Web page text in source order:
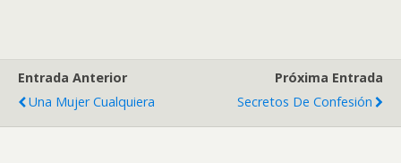
Entrada Anterior
Una Mujer Cualquiera
Próxima Entrada
Secretos De Confesión